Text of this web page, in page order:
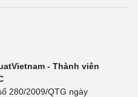
- Thành viên
280/2009/QTG ngày